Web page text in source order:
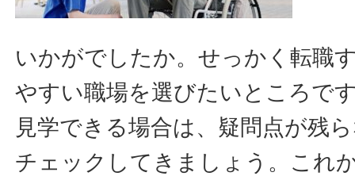
いかがでしたか。せっかく転職
やすい職場を選びたいところで
見学できる場合は、疑問点が残
チェックしてきましょう。これ